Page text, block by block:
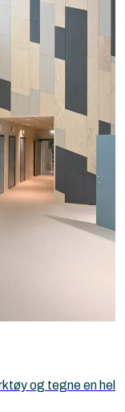
og tegne en hel